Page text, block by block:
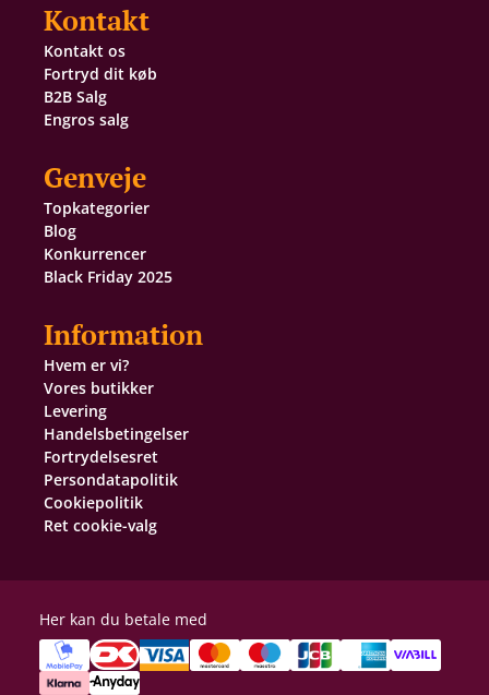
Kontakt
Kontakt os
Fortryd dit køb
B2B Salg
Engros salg
Genveje
Topkategorier
Blog
Konkurrencer
Black Friday 2025
Information
Hvem er vi?
Vores butikker
Levering
Handelsbetingelser
Fortrydelsesret
Persondatapolitik
Cookiepolitik
Ret cookie-valg
Her kan du betale med